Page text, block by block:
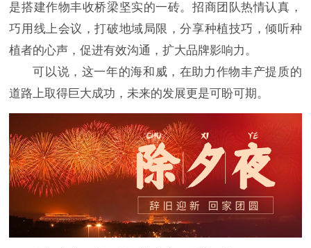
是搭建作物丰收桥梁坚实的一砖。招商团队热情认真，
巧用线上会议，打破地域局限，分享种植技巧，倾听种
植者的心声，促进有效沟通，扩大品牌影响力。
可以说，这一年的海和威，在助力作物丰产提质的
道路上取得巨大成功，未来的发展更是可盼可期。